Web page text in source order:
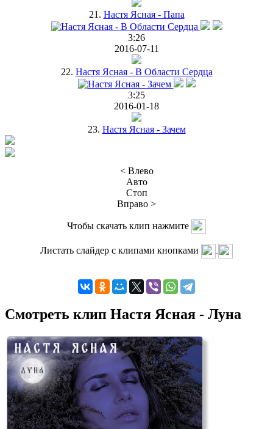
21. Настя Ясная - Папа
3:26
2016-07-11
22. Настя Ясная - В Области Сердца
3:25
2016-01-18
23. Настя Ясная - Зачем
< Влево
Авто
Стоп
Вправо >
Чтобы скачать клип нажмите
Листать слайдер с клипами кнопками
Смотреть клип Настя Ясная - Луна